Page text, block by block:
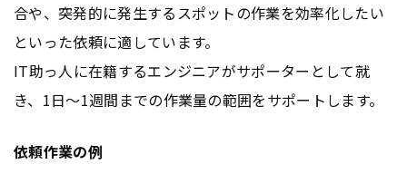
合や、突発的に発生するスポットの作業を効率化したい
といった依頼に適しています。
IT助っ人に在籍するエンジニアがサポーターとして就
き、1日～1週間までの作業量の範囲をサポートします。
依頼作業の例